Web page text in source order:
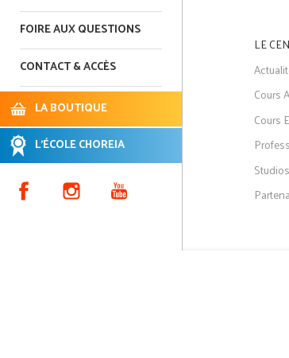
FOIRE AUX QUESTIONS
CONTACT & ACCÈS
LA BOUTIQUE
L'ÉCOLE CHOREIA
LE
Cours
Cours
Studios